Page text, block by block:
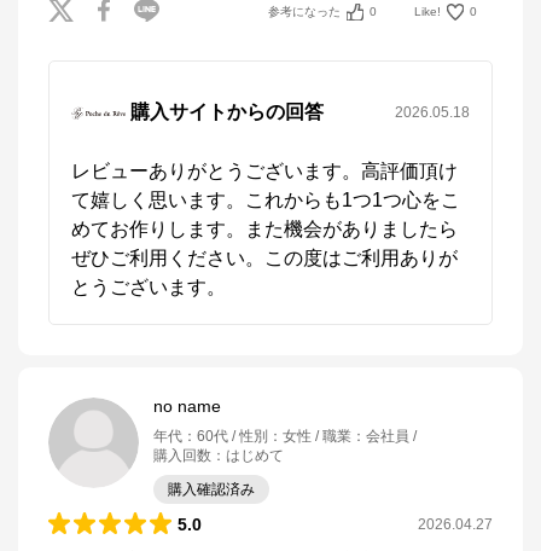
参考になった 0 Like! 0
購入サイトからの回答 2026.05.18
レビューありがとうございます。高評価頂け
て嬉しく思います。これからも1つ1つ心をこ
めてお作りします。また機会がありましたら
ぜひご利用ください。この度はご利用ありが
とうございます。
no name
年代 ： 60代 性別 ： 女性 職業 ： 会社員
購入回数 ： はじめて
購入確認済み
5.0 2026.04.27